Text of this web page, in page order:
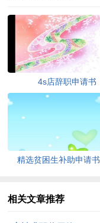
4s店辞职申请书
精选贫困生补助申请
相关文章推荐